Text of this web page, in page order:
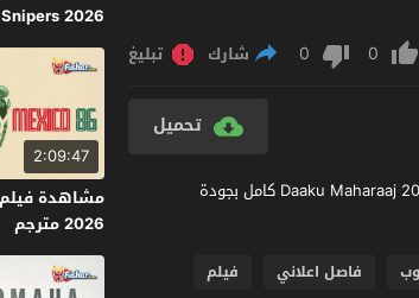
0
0 شارك تبليغ
تحميل
مشاهدة فيلم Daaku Maharaaj 2025 مترجم عربي اون لاين مشاهدة وتحميل مباشر فيلم داكو مهراج Daaku Maharaaj 2025 كامل بجودة
فاصل اعلاني
فيلم
Snipers 2026 مترجم
2:09:47
2026 مترجم